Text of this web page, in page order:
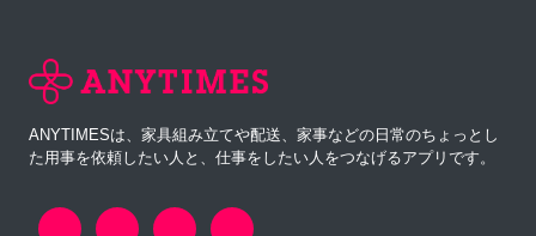
ANYTIMESは、家具組み立てや配送、家事などの日常のちょっとし
た用事を依頼したい人と、仕事をしたい人をつなげるアプリです。